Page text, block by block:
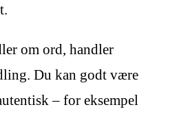
om ord, handler
Du kan godt være
– for eksempel